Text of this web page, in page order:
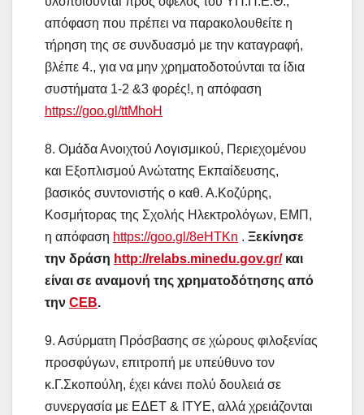
απόφαση που πρέπει να παρακολουθείτε η
τήρηση της σε συνδυασμό με την καταγραφή,
βλέπε 4., για να μην χρηματοδοτούνται τα ίδια
συστήματα 1-2 &3 φορές!, η απόφαση
https://goo.gl/ttMhoH
8. Ομάδα Ανοιχτού Λογισμικού, Περιεχομένου
και Εξοπλισμού Ανώτατης Εκπαίδευσης,
βασικός συντονιστής ο καθ. Α.Κοζύρης,
Κοσμήτορας της Σχολής Ηλεκτρολόγων, ΕΜΠ,
η απόφαση https://goo.gl/8eHTKn . Ξεκίνησε
την δράση http://relabs.minedu.gov.gr/και
είναι σε αναμονή της χρηματοδότησης από
την CEB.
9. Ασύρματη Πρόσβασης σε χώρους φιλοξενίας
προσφύγων, επιτροπή με υπεύθυνο τον
κ.Γ.Σκοπούλη, έχει κάνει πολύ δουλειά σε
συνεργασία με ΕΔΕΤ & ΙΤΥΕ, αλλά χρειάζονται